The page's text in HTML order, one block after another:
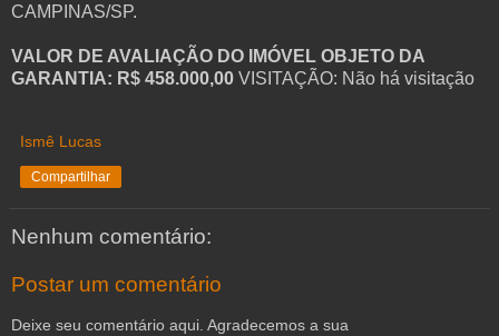
CAMPINAS/SP.
VALOR DE AVALIAÇÃO DO IMÓVEL OBJETO DA
GARANTIA: R$ 458.000,00 VISITAÇÃO: Não há visitação
Ismê Lucas
Compartilhar
Nenhum comentário:
Postar um comentário
Deixe seu comentário aqui. Agradecemos a sua